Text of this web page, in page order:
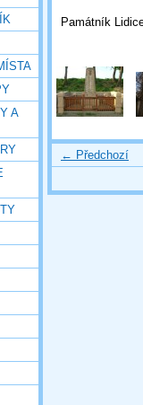
A
Památník
← Předchozí